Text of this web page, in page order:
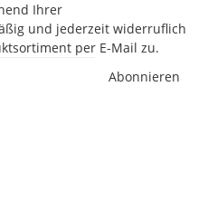
Ihrer
und jederzeit widerruflich
per E-Mail zu.
Abonnieren